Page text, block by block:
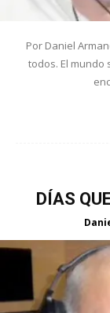
Por Daniel
todos. El mundo
DÍAS